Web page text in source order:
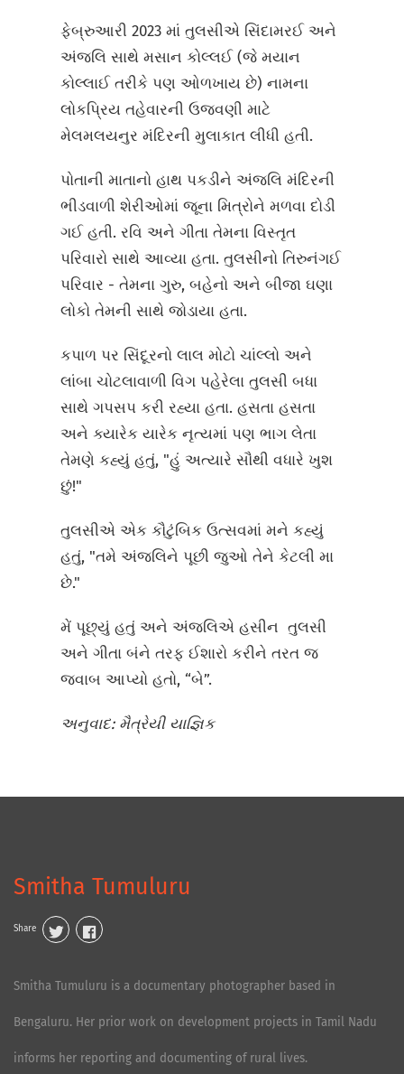
ફેબ્રુઆરી 2023 માં તુલસીએ સિંદામરઈ અને
અંજલિ સાથે મસાન કોલ્લઈ (જે મયાન
કોલ્લાઈ તરીકે પણ ઓળખાય છે) નામના
લોકપ્રિય તહેવારની ઉજવણી માટે
મેલમલયનુર મંદિરની મુલાકાત લીધી હતી.
પોતાની માતાનો હાથ પકડીને અંજલિ મંદિરની
ભીડવાળી શેરીઓમાં જૂના મિત્રોને મળવા દોડી
ગઈ હતી. રવિ અને ગીતા તેમના વિસ્તૃત
પરિવારો સાથે આવ્યા હતા. તુલસીનો તિરુનંગઈ
પરિવાર - તેમના ગુરુ, બહેનો અને બીજા ઘણા
લોકો તેમની સાથે જોડાયા હતા.
કપાળ પર સિંદૂરનો લાલ મોટો ચાંલ્લો અને
લાંબા ચોટલાવાળી વિગ પહેરેલા તુલસી બધા
સાથે ગપસપ કરી રહ્યા હતા. હસતા હસતા
અને ક્યારેક યારેક નૃત્યમાં પણ ભાગ લેતા
તેમણે કહ્યું હતું, "હું અત્યારે સૌથી વધારે ખુશ
છું!"
તુલસીએ એક કૌટુંબિક ઉત્સવમાં મને કહ્યું
હતું, "તમે અંજલિને પૂછી જુઓ તેને કેટલી મા
છે."
મેં પૂછ્યું હતું અને અંજલિએ હસીન તુલસી
અને ગીતા બંને તરફ ઈશારો કરીને તરત જ
જવાબ આપ્યો હતો, “બે”.
અનુવાદ: મૈત્રેયી યાજ્ઞિક
Smitha Tumuluru
Share
Smitha Tumuluru is a documentary photographer based in
Bengaluru. Her prior work on development projects in Tamil Nadu
informs her reporting and documenting of rural lives.